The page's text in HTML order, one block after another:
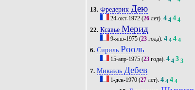
13. Фредерик Дею
24-окт-1972 (26 лет).4 4 4 4
22. Ксавье Мерид
9-янв-1975 (23 года).4 4 4 4
6. СирильРооль
15-апр-1975 (23 года).4 4 3 3
7. Микаэль Дебев
1-дек-1970 (27 лет).4 4 4 4